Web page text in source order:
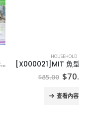
[X000021]MIT 魚型馬桶清潔劑 (一套2盒)
Original
$85.00.
70.00Current
price
is:
$70.00.